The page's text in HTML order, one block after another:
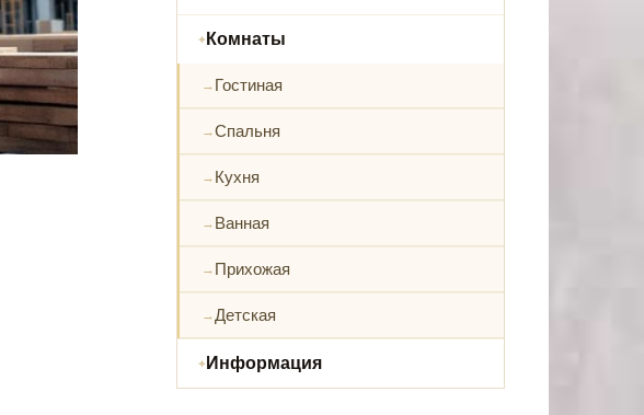
Комнаты
Гостиная
Спальня
Кухня
Ванная
Прихожая
Детская
Информация